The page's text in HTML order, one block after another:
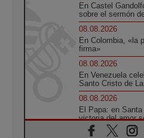
En Castel
sobre el sermón
08.08.2026
En Colombia, «la
firma»
08.08.2026
En Venezuela
Santo Cristo de
08.08.2026
El Papa: en
victoria del amor
08.08.2026